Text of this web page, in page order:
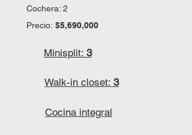
Cochera: 2
Precio: $5,690,000
Minisplit: 3
Walk-in closet: 3
Cocina integral